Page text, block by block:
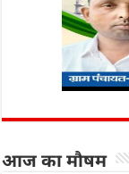
आज का मौषम